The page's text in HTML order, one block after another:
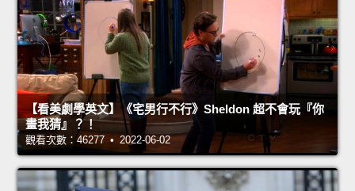
【看美劇學英文】《宅男行不行》Sheldon 超不會玩『你
畫我猜』？！
觀看次數：46277 • 2022-06-02